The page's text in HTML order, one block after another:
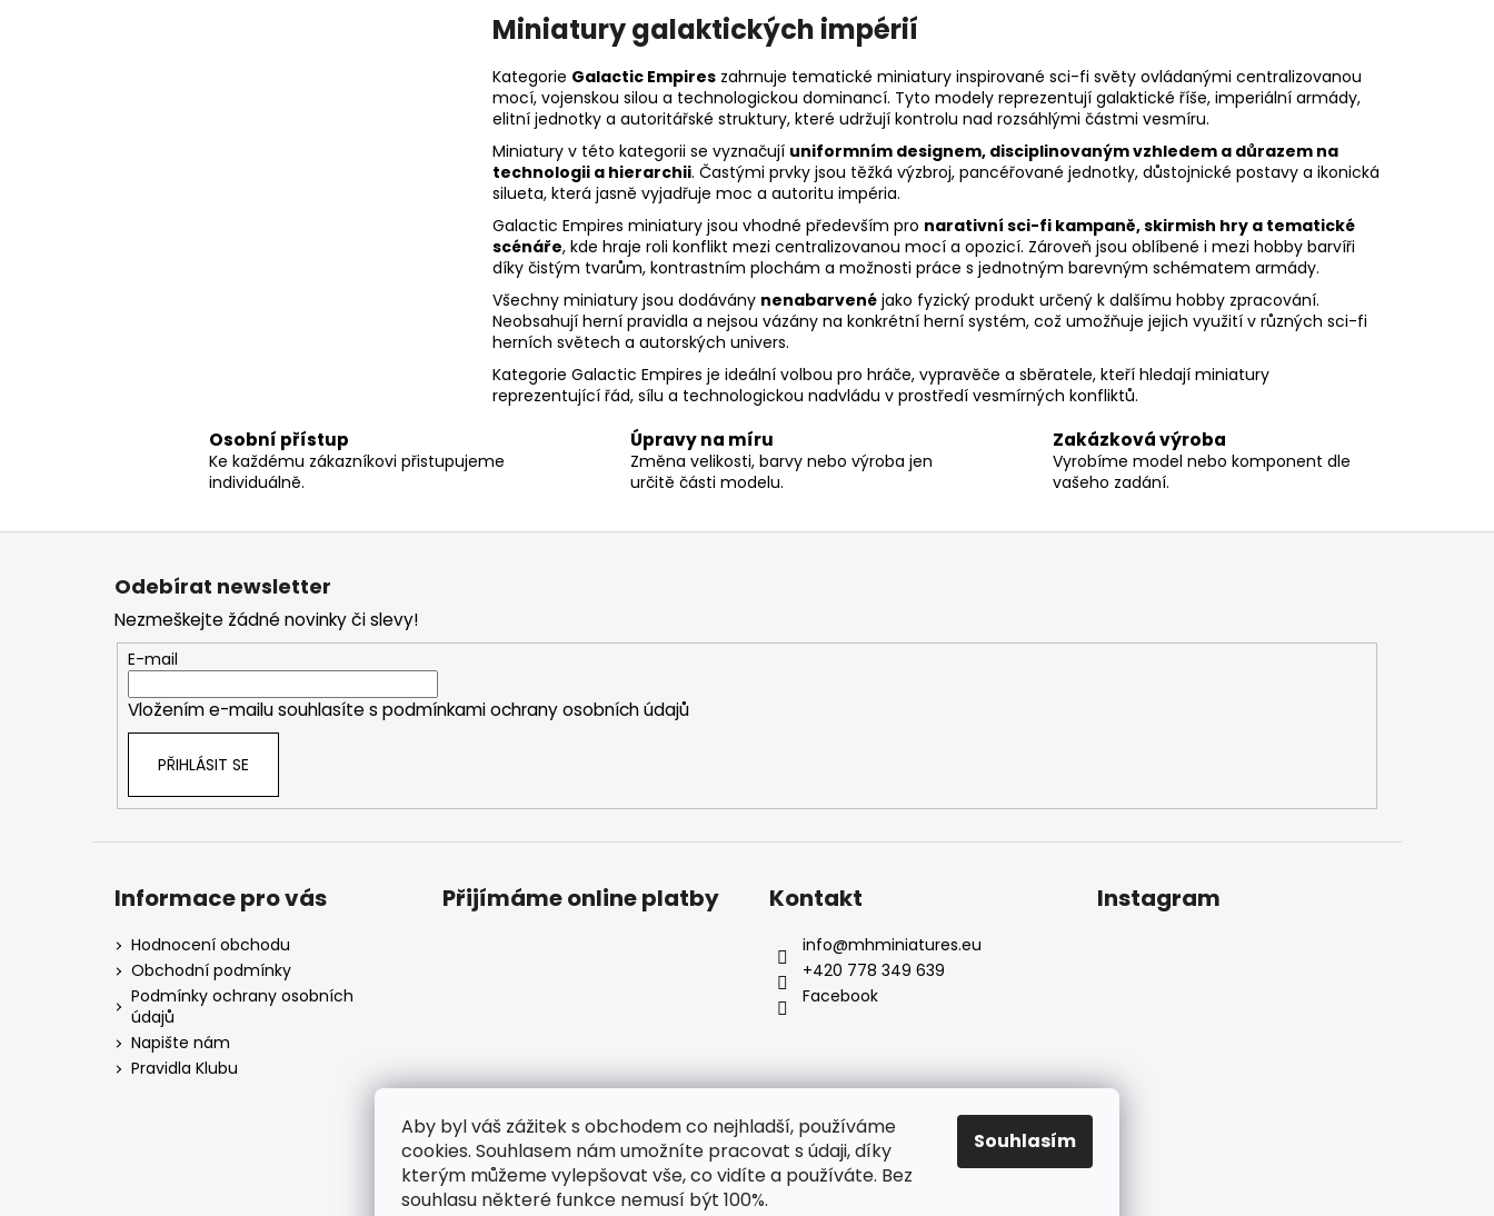
Aby byl váš zážitek s obchodem co nejhladší, používáme
cookies. Souhlasem nám umožníte pracovat s údaji, díky
kterým můžeme vylepšovat vše, co vidíte a používáte. Bez
souhlasu některé funkce nemusí být 100%.
Souhlasím
d
a
c
í
p
v
k
y
v
ý
i
s
Miniatury galaktických impérií
Kategorie Galactic Empires zahrnuje tematické miniatury inspirované sci-fi světy ovládanými centralizovanou
mocí, vojenskou silou a technologickou dominancí. Tyto modely reprezentují galaktické říše, imperiální armády,
elitní jednotky a autoritářské struktury, které udržují kontrolu nad rozsáhlými částmi vesmíru.
Miniatury v této kategorii se vyznačují uniformním designem, disciplinovaným vzhledem a důrazem na
technologii a hierarchii. Častými prvky jsou těžká výzbroj, pancéřované jednotky, důstojnické postavy a ikonická
silueta, která jasně vyjadřuje moc a autoritu impéria.
Galactic Empires miniatury jsou vhodné především pro narativní sci-fi kampaně, skirmish hry a tematické
scénáře, kde hraje roli konflikt mezi centralizovanou mocí a opozicí. Zároveň jsou oblíbené i mezi hobby barvíři
díky čistým tvarům, kontrastním plochám a možnosti práce s jednotným barevným schématem armády.
Všechny miniatury jsou dodávány nenabarvené jako fyzický produkt určený k dalšímu hobby zpracování.
Neobsahují herní pravidla a nejsou vázány na konkrétní herní systém, což umožňuje jejich využití v různých sci-fi
herních světech a autorských univers.
Kategorie Galactic Empires je ideální volbou pro hráče, vypravěče a sběratele, kteří hledají miniatury
reprezentující řád, sílu a technologickou nadvládu v prostředí vesmírných konfliktů.
Osobní přístup
Ke každému zákazníkovi přistupujeme
individuálně.
Úpravy na míru
Změna velikosti, barvy nebo výroba jen
určitě části modelu.
Zakázková výroba
Vyrobíme model nebo komponent dle
vašeho zadání.
Z
Odebírat newsletter
Nezmeškejte žádné novinky či slevy!
E-mail
Vložením e-mailu souhlasíte s podmínkami ochrany osobních údajů
PŘIHLÁSIT SE
Informace pro vás
Hodnocení obchodu
Obchodní podmínky
Podmínky ochrany osobních
údajů
Napište nám
Pravidla Klubu
Přijímáme online platby Kontakt
info@mhminiatures.eu
+420 778 349 639
Facebook
Instagram
Komunita O Nás Klubovna Soutěže Hodnocení zákazníků